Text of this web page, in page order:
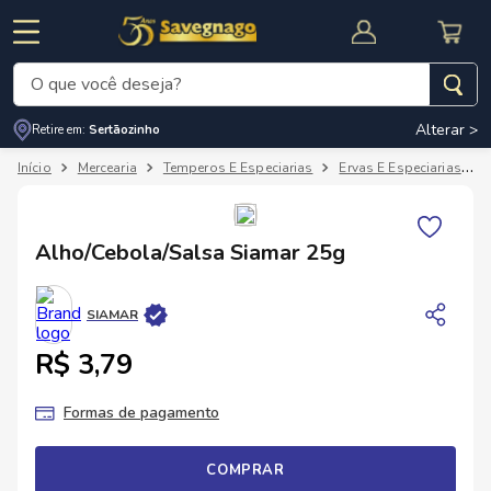
CUPOM DE DESCONTO
O que você deseja?
Retire em: Sertãozinho Alterar >
Mercearia Temperos E Especiarias Ervas E Especiarias
Alho/Cebola/Salsa Siamar 25g
SIAMAR
R$ 3,79
Formas de pagamento
COMPRAR
Termos mais buscados
3º
cerveja
4º
carne
5º arroz